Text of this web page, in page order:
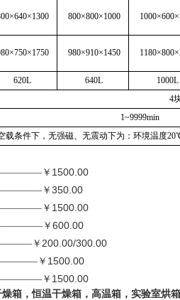
800×800×1000
980×910×1450
620L 640L 1000L
4
1~9999min
载条件下，无强磁、无震动下为：环境温度
￥ 1500.00
￥ 350.00
￥ 1500.00
￥600.00
￥ 200.00/300.00
￥ 1500.00
￥ 1500.00
箱，恒温干燥箱，高温箱，实验室烘